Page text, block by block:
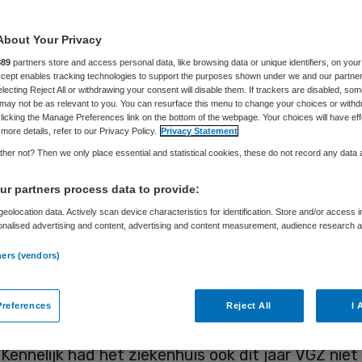
Steven Lugard20 augustus 2019
maakte een Rotterdams ziekenhuis bekend dat
verzekerd zijn niet meer behandeld kunnen
omzetplafond nu al is overschreden. Hoe zorg
kunt ingrijpen? En wat kunt je doen als er toch
van het omzetplafond plaatsvindt?
ziekenhuis ook voortijdig het omzetplafond
had het ziekenhuis ook dit jaar VGZ
Your Privacy
partners store and access personal data, like browsing data or unique identifiers, on your
enables tracking technologies to support the purposes shown under we and our
Reject All or withdrawing your consent will disable them. If trackers are disabled,
not be as relevant to you. You can resurface this menu to change your choices or
the Manage Preferences link on the bottom of the webpage. Your choices will have
details, refer to our Privacy Policy. Privacy Statement
not? Then we only place essential and statistical cookies, these do not record any data
partners process data to provide:
data. Actively scan device characteristics for identification. Store and/or access
advertising and content, advertising and content measurement, audience research
(vendors)
Reject All I